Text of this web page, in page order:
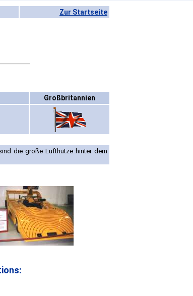
Zur Startseite
Großbritannien
die große Lufthutze hinter dem